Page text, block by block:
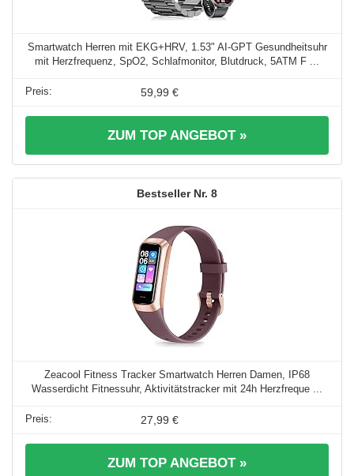
Smartwatch Herren mit EKG+HRV, 1.53" AI-GPT Gesundheitsuhr
mit Herzfrequenz, SpO2, Schlafmonitor, Blutdruck, 5ATM F ...
59,99 €
ZUM TOP ANGEBOT »
8
Zeacool Fitness Tracker Smartwatch Herren Damen, IP68
Wasserdicht Fitnessuhr, Aktivitätstracker mit 24h Herzfreque ...
27,99 €
ZUM TOP ANGEBOT »